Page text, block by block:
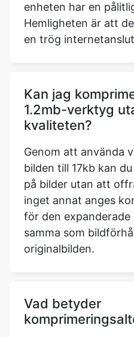
Kan jag
Genom att använda
bilden till 17kb kan
på bilder utan att
inget annat anges
för den
samma som
originalbilden.
Vad betyder
Bildkomprimering är
minska storleken på
samtidigt som